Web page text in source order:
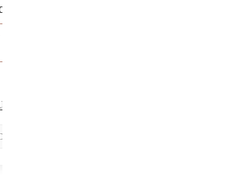
cenu od 1 578 Kč / měsíc
prsteny Ellie